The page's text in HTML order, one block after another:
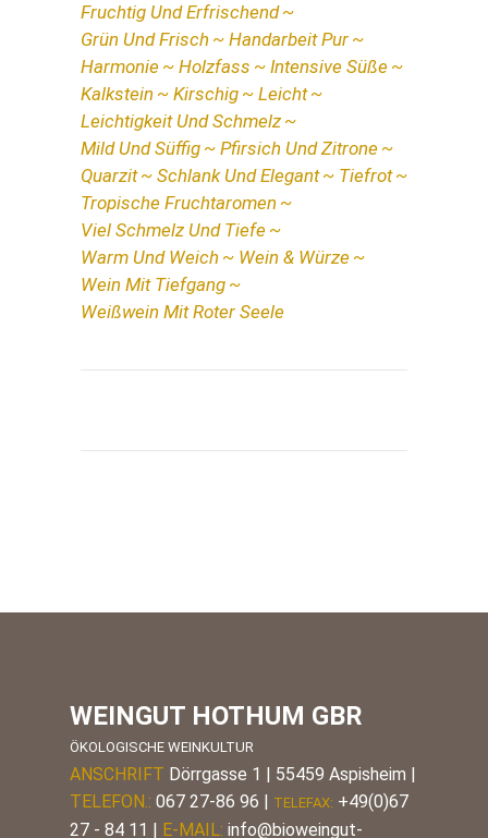
Fruchtig Und Erfrischend
Grün Und Frisch
Handarbeit Pur
Harmonie
Holzfass
Intensive Süße
Kalkstein
Kirschig
Leicht
Leichtigkeit Und Schmelz
Mild Und Süffig
Pfirsich Und Zitrone
Quarzit
Schlank Und Elegant
Tiefrot
Tropische Fruchtaromen
Viel Schmelz Und Tiefe
Warm Und Weich
Wein & Würze
Wein Mit Tiefgang
Weißwein Mit Roter Seele
WEINGUT HOTHUM GBR
ÖKOLOGISCHE WEINKULTUR
ANSCHRIFT Dörrgasse 1 | 55459 Aspisheim |
TELEFON.: 067 27-86 96 | TELEFAX: +49(0)67
27 - 84 11 | E-MAIL: info@bioweingut-